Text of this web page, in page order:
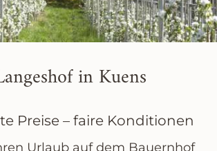
in Kuens
Preise – faire Konditionen
Urlaub auf dem Bauernhof